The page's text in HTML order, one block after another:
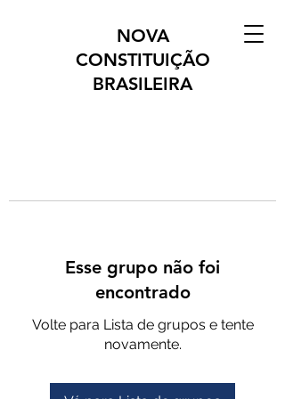
NOVA
CONSTITUIÇÃO
BRASILEIRA
Esse grupo não foi
encontrado
Volte para Lista de grupos e tente
novamente.